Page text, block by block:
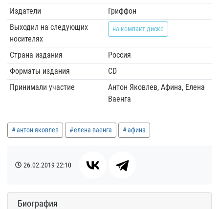
Издатели
Гриффон
Выходил на следующих
носителях
на компакт-диске
Страна издания
Россия
Форматы издания
CD
Принимали участие
Антон Яковлев, Афина, Елена
Ваенга
антон яковлев елена ваенга афина
26.02.2019 22:10
Биография